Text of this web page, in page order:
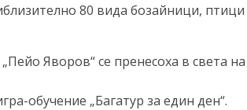
80 вида бозайници, птици
Яворов“ се пренесоха в света на
обучение „Багатур за един ден“.